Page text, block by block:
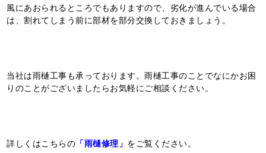
風にあおられるところでもありますので、劣化が進んでいる場合
は、割れてしまう前に部材を部分交換しておきましょう。
当社は雨樋工事も承っております。雨樋工事のことでなにかお困
りのことがございましたらお気軽にご相談ください。
詳しくはこちらの 「雨樋修理」 をご覧ください。